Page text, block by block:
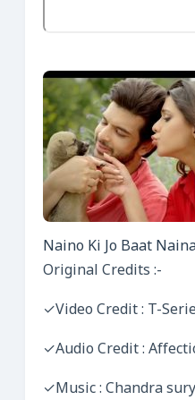
Naino Ki Jo Baat
Original Credits :-
✓Video Credit : T-
✓Audio Credit :
✓Music : Chandra